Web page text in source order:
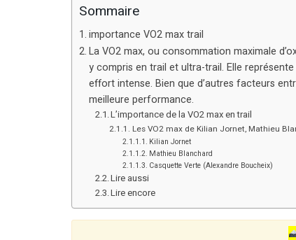
Sommaire
importance VO2 max trail
La VO2 max, ou consommation maximale
y compris en trail et ultra-trail. Elle
effort intense. Bien que d’autres facteurs
meilleure performance.​
L’importance de la VO2 max en trail
Les VO2 max de Kilian Jornet, Mathieu
Kilian Jornet
Mathieu Blanchard
Casquette Verte (Alexandre Boucheix)
Lire aussi
Lire encore